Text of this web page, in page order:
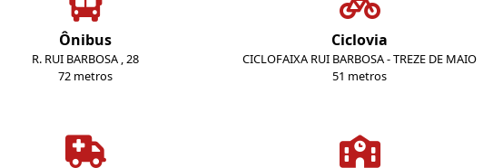
Ônibus
R. RUI BARBOSA , 28
72 metros
Ciclovia
CICLOFAIXA RUI BARBOSA - TREZE DE MAIO
51 metros